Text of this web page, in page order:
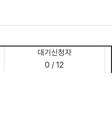
대기신청자
0 / 12